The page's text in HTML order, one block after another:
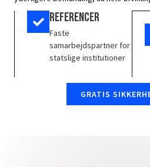
Referencer
Faste
samarbejdspartner for
statslige institutioner
GRATIS